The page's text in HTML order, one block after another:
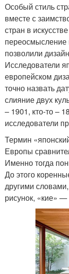
Особый стиль
вместе с
стран в
переосмысление
позволили
Исследователи
европейском
точно назвать
слияние двух
– 1901, кто-то –
исследователи
Термин
Европы
Именно тогда
До этого
другими
рисунок, «кие»